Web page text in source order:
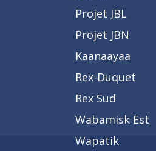
Projet JBL
Projet JBN
Kaanaayaa
Rex-Duquet
Rex Sud
Wabamisk Est
Wapatik